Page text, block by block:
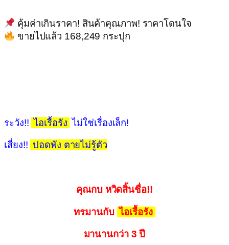
คุ้มค่าเกินราคา! สินค้าคุณภาพ! ราคาโดนใจ
ขายไปแล้ว 168,249 กระปุก
ระวัง!! ไอเรื้อรัง ไม่ใช่เรื่องเล็ก!
เสี่ยง!! ปอดพัง ตายไม่รู้ตัว
คุณกบ หวิดสิ้นชื่อ!!
ทรมานกับ ไอเรื้อรัง
มานานกว่า 3 ปี